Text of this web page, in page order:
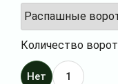
Количество ворот
Нет 1